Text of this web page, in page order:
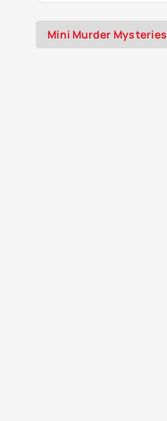
Mini Murder Mysteries